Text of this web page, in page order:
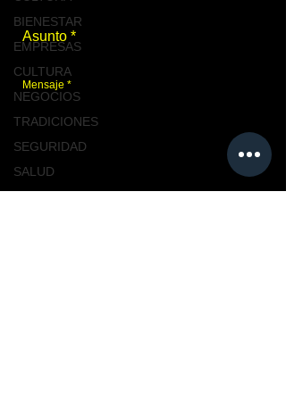
BIENESTAR
EMPRESAS
CULTURA
NEGOCIOS
TRADICIONES
SEGURIDAD
SALUD